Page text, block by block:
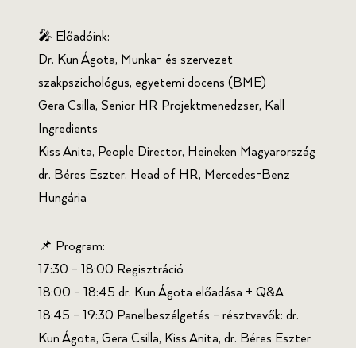
🎤 Előadóink:
Dr. Kun Ágota, Munka- és szervezet
szakpszichológus, egyetemi docens (BME)
Gera Csilla, Senior HR Projektmenedzser, Kall
Ingredients
Kiss Anita, People Director, Heineken Magyarország
dr. Béres Eszter, Head of HR, Mercedes-Benz
Hungária
📌 Program:
17:30 – 18:00 Regisztráció
18:00 – 18:45 dr. Kun Ágota előadása + Q&A
18:45 – 19:30 Panelbeszélgetés – résztvevők: dr.
Kun Ágota, Gera Csilla, Kiss Anita, dr. Béres Eszter